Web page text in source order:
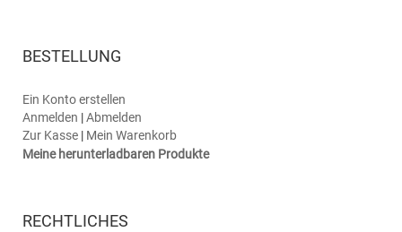
BESTELLUNG
Ein Konto erstellen
Anmelden |Abmelden
Zur Kasse | Mein Warenkorb
Meine herunterladbaren Produkte
RECHTLICHES